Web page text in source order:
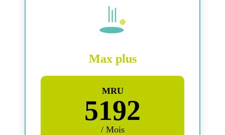
Max plus
MRU
5192
/ Mois